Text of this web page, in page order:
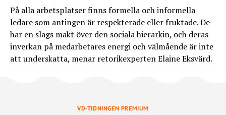
På alla arbetsplatser finns formella och informella
ledare som antingen är respekterade eller fruktade. De
har en slags makt över den sociala hierarkin, och deras
inverkan på medarbetares energi och välmående är inte
att underskatta, menar retorikexperten Elaine Eksvärd.
VD-TIDNINGEN PREMIUM